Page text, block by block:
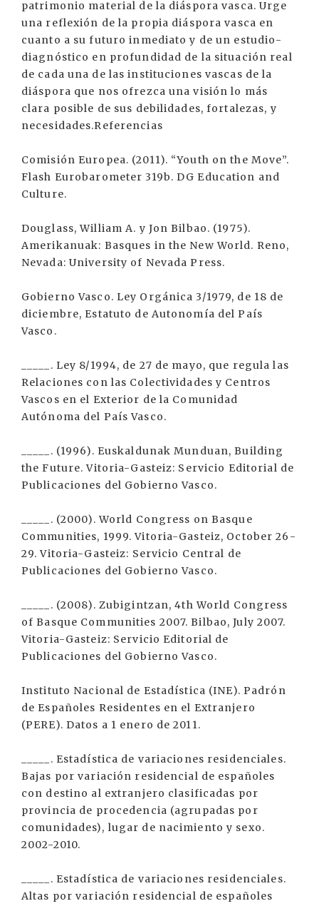
patrimonio material de la diáspora vasca. Urge
una reflexión de la propia diáspora vasca en
cuanto a su futuro inmediato y de un estudio-
diagnóstico en profundidad de la situación real
de cada una de las instituciones vascas de la
diáspora que nos ofrezca una visión lo más
clara posible de sus debilidades, fortalezas, y
necesidades.Referencias
Comisión Europea. (2011). “Youth on the Move”.
Flash Eurobarometer 319b. DG Education and
Culture.
Douglass, William A. y Jon Bilbao. (1975).
Amerikanuak: Basques in the New World. Reno,
Nevada: University of Nevada Press.
Gobierno Vasco. Ley Orgánica 3/1979, de 18 de
diciembre, Estatuto de Autonomía del País
Vasco.
_____. Ley 8/1994, de 27 de mayo, que regula las
Relaciones con las Colectividades y Centros
Vascos en el Exterior de la Comunidad
Autónoma del País Vasco.
_____. (1996). Euskaldunak Munduan, Building
the Future. Vitoria-Gasteiz: Servicio Editorial de
Publicaciones del Gobierno Vasco.
_____. (2000). World Congress on Basque
Communities, 1999. Vitoria-Gasteiz, October 26-
29. Vitoria-Gasteiz: Servicio Central de
Publicaciones del Gobierno Vasco.
_____. (2008). Zubigintzan, 4th World Congress
of Basque Communities 2007. Bilbao, July 2007.
Vitoria-Gasteiz: Servicio Editorial de
Publicaciones del Gobierno Vasco.
Instituto Nacional de Estadística (INE). Padrón
de Españoles Residentes en el Extranjero
(PERE). Datos a 1 enero de 2011.
_____. Estadística de variaciones residenciales.
Bajas por variación residencial de españoles
con destino al extranjero clasificadas por
provincia de procedencia (agrupadas por
comunidades), lugar de nacimiento y sexo.
2002-2010.
_____. Estadística de variaciones residenciales.
Altas por variación residencial de españoles